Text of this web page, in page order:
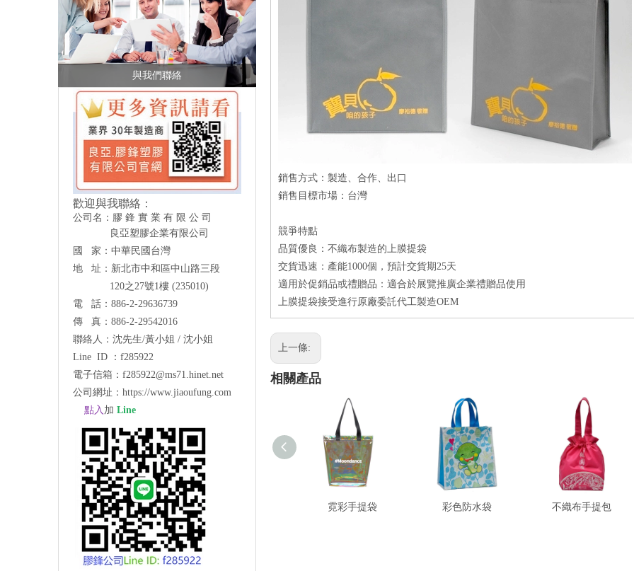
與我們聯絡
歡迎與我聯絡：
公司名：膠 鋒 實 業 有 限 公 司
良亞塑膠企業有限公司
國 家：中華民國台灣
地 址：新北市中和區中山路三段
120之27號1樓 (235010)
電 話：886-2-29636739
傳 真：886-2-29542016
聯絡人：沈先生/黃小姐 / 沈小姐
Line ID ：f285922
電子信箱： f285922@ms71.hinet.net
公司網址： https://www.jiaoufung.com
點入 加 Line
銷售方式：製造、合作、出口
銷售目標市場：台灣
競爭特點
品質優良：不織布製造的上膜提袋
交貨迅速：產能1000個，預計交貨期25天
適用於促銷品或禮贈品：適合於展覽推廣企業禮贈品使用
上膜提袋接受進行原廠委託代工製造OEM
上一條:
相關產品
霓彩手提袋 彩色防水袋 不織布手提包